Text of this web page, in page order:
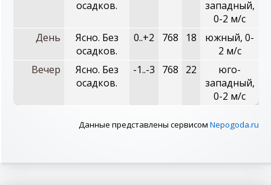
осадков.
западный,
0-2 м/с
День
Ясно. Без
осадков.
0..+2 768 18
южный, 0-
2 м/с
Вечер
Ясно. Без
осадков.
-1..-3 768 22
юго-
западный,
0-2 м/с
Данные представлены сервисом Nepogoda.ru